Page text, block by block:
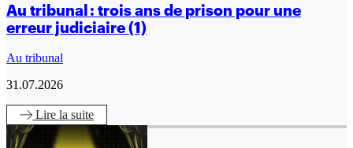
Au tribunal : trois ans de prison pour une
erreur judiciaire (1)
Au tribunal
31.07.2026
Lire la suite